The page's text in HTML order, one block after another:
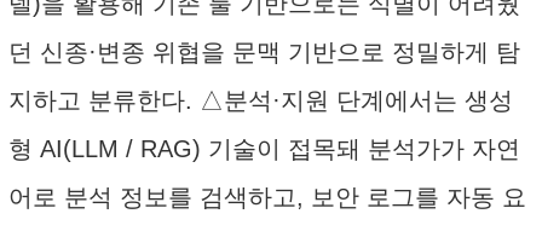
던 신종·변종 위협을 문맥 기반으로 정밀하게 탐
지하고 분류한다. △분석·지원 단계에서는 생성
형 AI(LLM / RAG) 기술이 접목돼 분석가가 자연
어로 분석 정보를 검색하고, 보안 로그를 자동 요